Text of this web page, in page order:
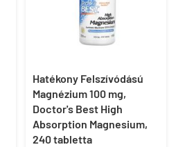
Hatékony Felszívódású
Magnézium 100 mg,
Doctor's Best High
Absorption Magnesium,
240 tabletta